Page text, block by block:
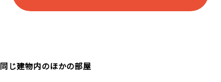
同じ建物内のほかの部屋